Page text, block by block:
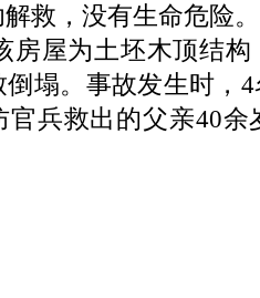
救，没有生命危险。
房屋为土坯木顶结
塌。事故发生时，
官兵救出的父亲40余